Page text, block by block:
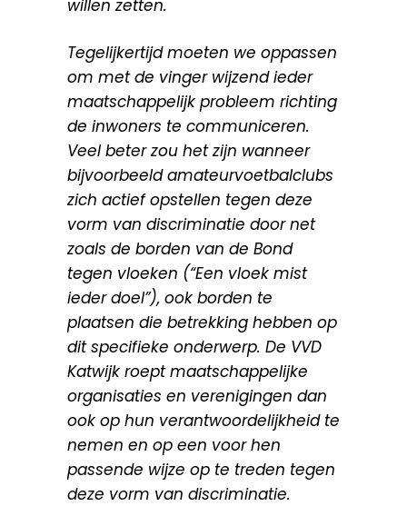
willen zetten.
Tegelijkertijd moeten we oppassen
om met de vinger wijzend ieder
maatschappelijk probleem richting
de inwoners te communiceren.
Veel beter zou het zijn wanneer
bijvoorbeeld amateurvoetbalclubs
zich actief opstellen tegen deze
vorm van discriminatie door net
zoals de borden van de Bond
tegen vloeken (“Een vloek mist
ieder doel”), ook borden te
plaatsen die betrekking hebben op
dit specifieke onderwerp. De VVD
Katwijk roept maatschappelijke
organisaties en verenigingen dan
ook op hun verantwoordelijkheid te
nemen en op een voor hen
passende wijze op te treden tegen
deze vorm van discriminatie.